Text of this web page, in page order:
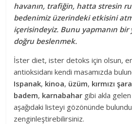
havanın, trafiğin, hatta stresin
bedenimiz üzerindeki etkisini
içerisindeyiz. Bunu yapmanın
doğru beslenmek.
İster diet, ister detoks için olsun,
antioksidanı kendi masamızda
Ispanak, kinoa, üzüm, kırmızı
badem, karnabahar gibi akla gelen
aşağıdaki listeyi gözönünde
zenginleştirebilirsiniz.